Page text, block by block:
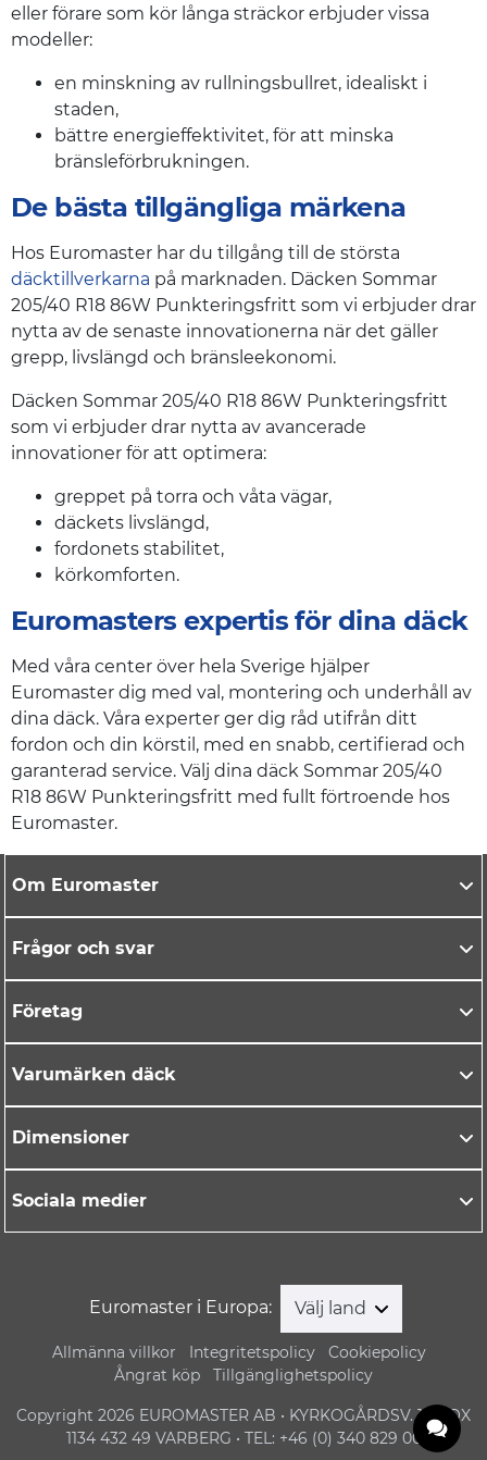
eller förare som kör långa sträckor erbjuder vissa
modeller:
en minskning av rullningsbullret, idealiskt i
staden,
bättre energieffektivitet, för att minska
bränsleförbrukningen.
De bästa tillgängliga märkena
Hos Euromaster har du tillgång till de största
däcktillverkarna på marknaden. Däcken Sommar
205/40 R18 86W Punkteringsfritt som vi erbjuder drar
nytta av de senaste innovationerna när det gäller
grepp, livslängd och bränsleekonomi.
Däcken Sommar 205/40 R18 86W Punkteringsfritt
som vi erbjuder drar nytta av avancerade
innovationer för att optimera:
greppet på torra och våta vägar,
däckets livslängd,
fordonets stabilitet,
körkomforten.
Euromasters expertis för dina däck
Med våra center över hela Sverige hjälper
Euromaster dig med val, montering och underhåll av
dina däck. Våra experter ger dig råd utifrån ditt
fordon och din körstil, med en snabb, certifierad och
garanterad service. Välj dina däck Sommar 205/40
R18 86W Punkteringsfritt med fullt förtroende hos
Euromaster.
Om Euromaster
Frågor och svar
Företag
Varumärken däck
Dimensioner
Sociala medier
Euromaster i Europa: Välj land
Allmänna villkor Integritetspolicy
Cookiepolicy
Ångrat köp
Tillgänglighetspolicy
Copyright 2026 EUROMASTER AB • KYRKOGÅRDSV. 1 • BOX
1134 432 49 VARBERG • TEL: +46 (0) 340 829 00